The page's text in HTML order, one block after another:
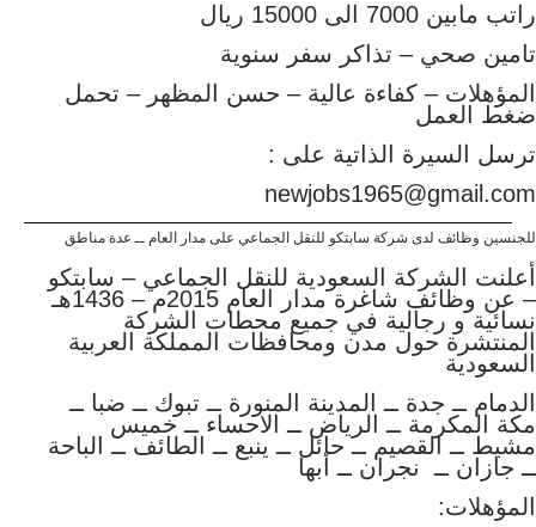
راتب مابين 7000 الى 15000 ريال
تامين صحي – تذاكر سفر سنوية
المؤهلات – كفاءة عالية – حسن المظهر – تحمل
ضغط العمل
ترسل السيرة الذاتية على :
newjobs1965@gmail.com
للجنسين وظائف لدى شركة سابتكو للنقل الجماعي على مدار العام ــ عدة مناطق
أعلنت الشركة السعودية للنقل الجماعي – سابتكو
– عن وظائف شاغرة مدار العام 2015م – 1436هـ
نسائية و رجالية في جميع محطات الشركة
المنتشرة حول مدن ومحافظات المملكة العربية
السعودية
الدمام ــ جدة ــ المدينة المنورة ــ تبوك ــ ضبا ــ
مكة المكرمة ــ الرياض ــ الاحساء ــ خميس
مشيط ــ القصيم ــ حائل ــ ينبع ــ الطائف ــ الباحة
ــ جازان ــ نجران ــ أبها
المؤهلات: